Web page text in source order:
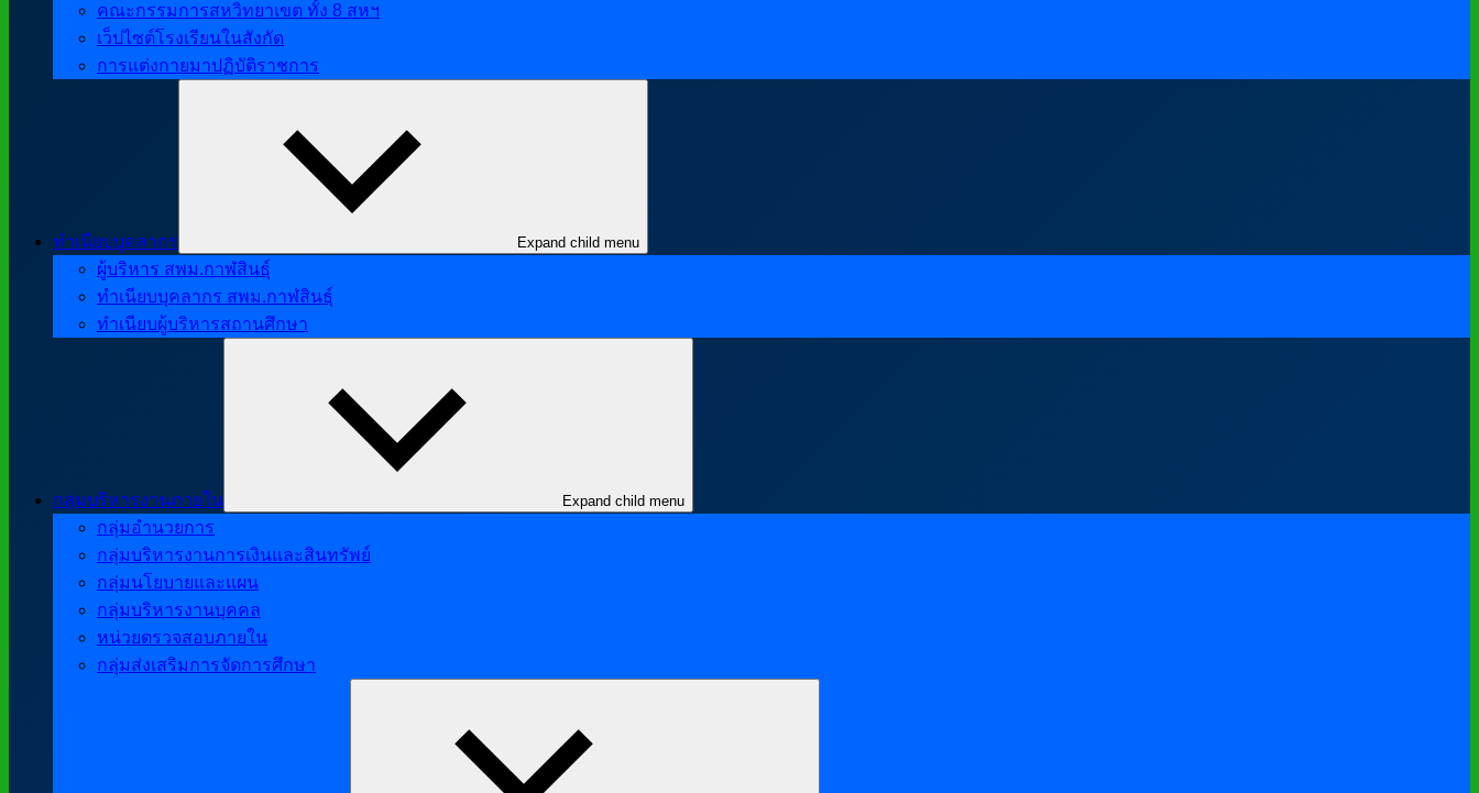
คณะกรรมการสหวิทยาเขต ทั้ง 8 สหฯ
เว็ปไซต์โรงเรียนในสังกัด
การแต่งกายมาปฏิบัติราชการ
ทำเนียบบุคลากร Expand child menu
ผู้บริหาร สพม.กาฬสินธุ์
ทำเนียบบุคลากร สพม.กาฬสินธุ์
ทำเนียบผู้บริหารสถานศึกษา
กลุ่มบริหารงานภายใน Expand child menu
กลุ่มอำนวยการ
กลุ่มบริหารงานการเงินและสินทรัพย์
กลุ่มนโยบายและแผน
กลุ่มบริหารงานบุคคล
หน่วยตรวจสอบภายใน
กลุ่มส่งเสริมการจัดการศึกษา